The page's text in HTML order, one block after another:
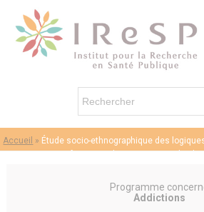
Accueil » Étude socio-ethnographique des
contemporaines façonnant la structuration du
Programme
Addictions